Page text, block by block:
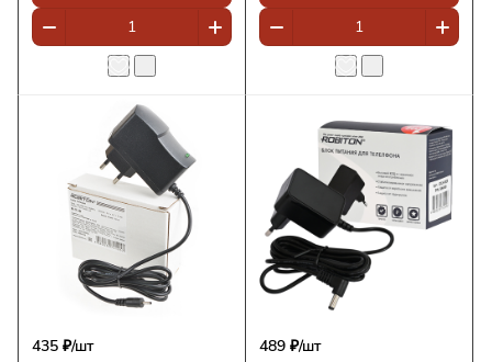
435 ₽/шт
489 ₽/шт